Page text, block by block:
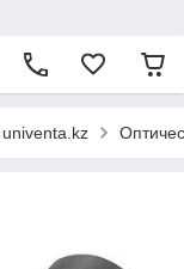
univenta.kz